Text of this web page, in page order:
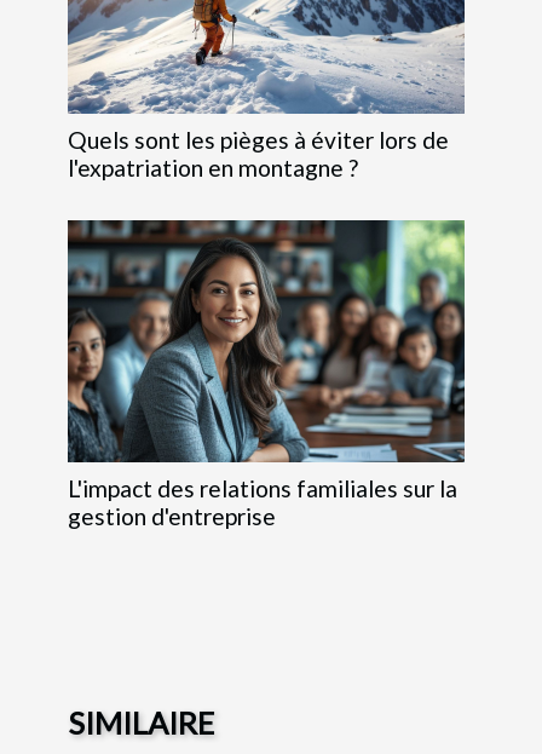
Quels sont les pièges à éviter lors de
l'expatriation en montagne ?
L'impact des relations familiales sur la
gestion d'entreprise
SIMILAIRE